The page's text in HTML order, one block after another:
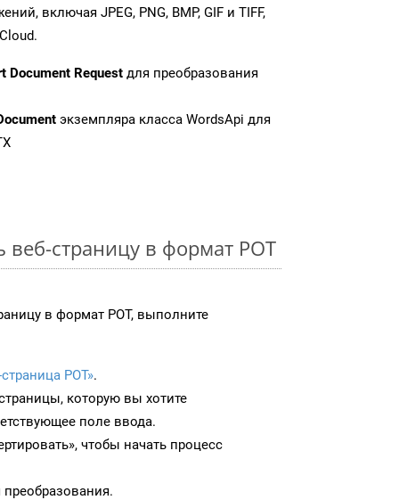
включая JPEG, PNG, BMP, GIF и TIFF,
Document Request для преобразования
экземпляра класса WordsApi для
веб-страницу в формат POT
в формат POT, выполните
POT».
которую вы хотите
поле ввода.
чтобы начать процесс